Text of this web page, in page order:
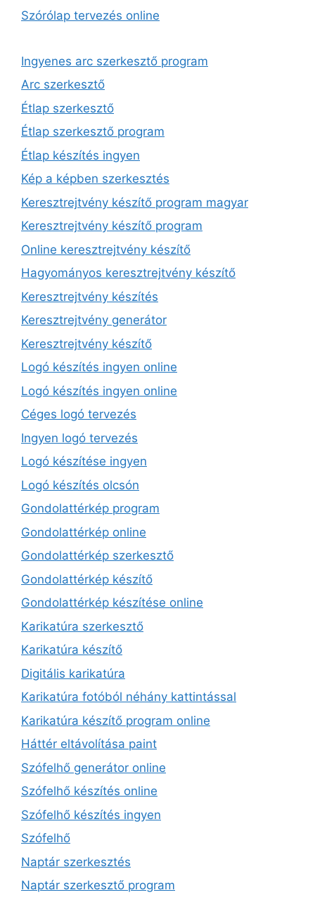
Szórólap tervezés online
Ingyenes arc szerkesztő program
Arc szerkesztő
Étlap szerkesztő
Étlap szerkesztő program
Étlap készítés ingyen
Kép a képben szerkesztés
Keresztrejtvény készítő program magyar
Keresztrejtvény készítő program
Online keresztrejtvény készítő
Hagyományos keresztrejtvény készítő
Keresztrejtvény készítés
Keresztrejtvény generátor
Keresztrejtvény készítő
Logó készítés ingyen online
Logó készítés ingyen online
Céges logó tervezés
Ingyen logó tervezés
Logó készítése ingyen
Logó készítés olcsón
Gondolattérkép program
Gondolattérkép online
Gondolattérkép szerkesztő
Gondolattérkép készítő
Gondolattérkép készítése online
Karikatúra szerkesztő
Karikatúra készítő
Digitális karikatúra
Karikatúra fotóból néhány kattintással
Karikatúra készítő program online
Háttér eltávolítása paint
Szófelhő generátor online
Szófelhő készítés online
Szófelhő készítés ingyen
Szófelhő
Naptár szerkesztés
Naptár szerkesztő program